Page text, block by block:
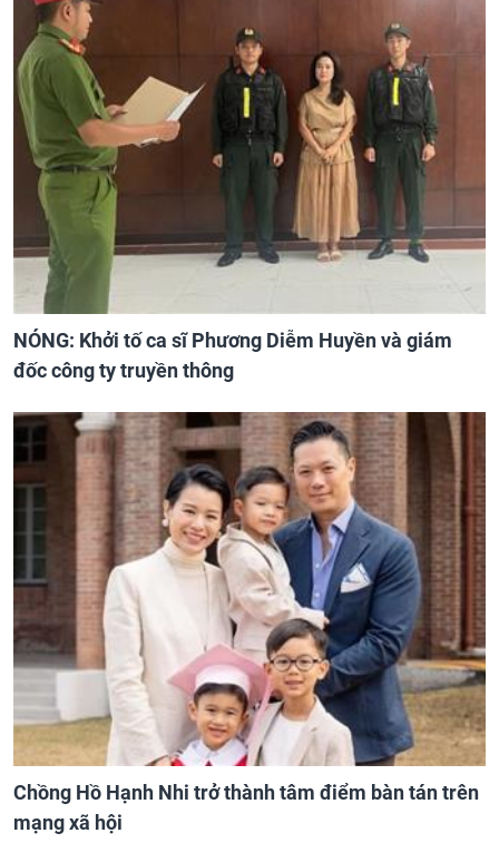
NÓNG: Khởi tố ca sĩ Phương Diễm Huyền và giám
đốc công ty truyền thông
Chồng Hồ Hạnh Nhi trở thành tâm điểm bàn tán trên
mạng xã hội